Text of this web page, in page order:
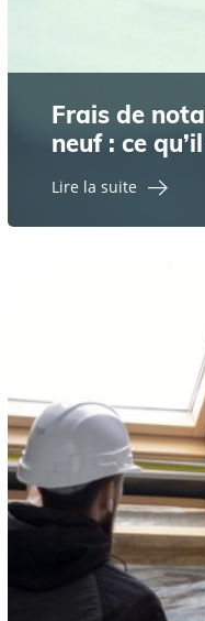
Frais de
neuf : ce
Lire la suite